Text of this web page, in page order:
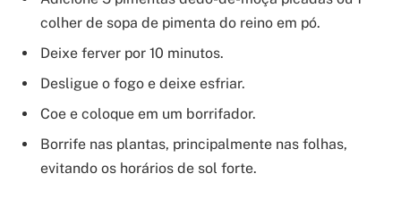
colher de sopa de pimenta do reino em pó.
Deixe ferver por 10 minutos.
Desligue o fogo e deixe esfriar.
Coe e coloque em um borrifador.
Borrife nas plantas, principalmente nas folhas,
evitando os horários de sol forte.